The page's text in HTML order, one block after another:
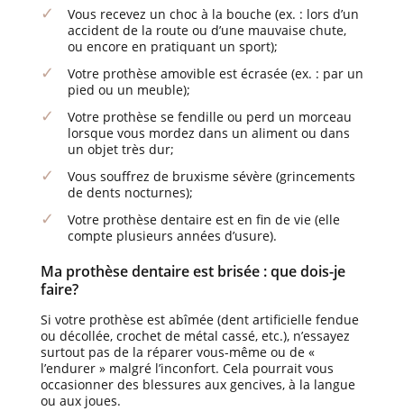
Vous recevez un choc à la bouche (ex. : lors d’un
accident de la route ou d’une mauvaise chute,
ou encore en pratiquant un sport);
Votre prothèse amovible est écrasée (ex. : par un
pied ou un meuble);
Votre prothèse se fendille ou perd un morceau
lorsque vous mordez dans un aliment ou dans
un objet très dur;
Vous souffrez de bruxisme sévère (grincements
de dents nocturnes);
Votre prothèse dentaire est en fin de vie (elle
compte plusieurs années d’usure).
Ma prothèse dentaire est brisée : que dois-je
faire?
Si votre prothèse est abîmée (dent artificielle fendue
ou décollée, crochet de métal cassé, etc.), n’essayez
surtout pas de la réparer vous-même ou de «
l’endurer » malgré l’inconfort. Cela pourrait vous
occasionner des blessures aux gencives, à la langue
ou aux joues.